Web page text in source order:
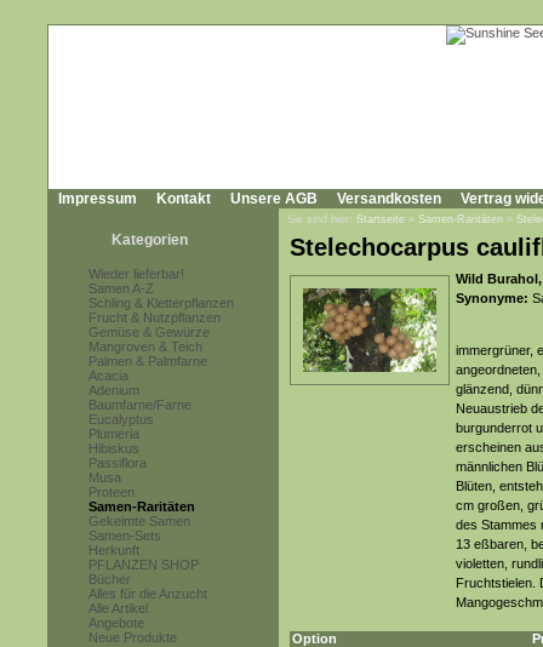
Impressum Kontakt Unsere AGB Versandkosten Vertrag
Kategorien
Wieder lieferbar!
Samen A-Z
Schling & Kletterpflanzen
Frucht & Nutzpflanzen
Gemüse & Gewürze
Mangroven & Teich
Palmen & Palmfarne
Acacia
Adenium
Baumfarne/Farne
Eucalyptus
Plumeria
Hibiskus
Passiflora
Musa
Proteen
Samen-Raritäten
Gekeimte Samen
Samen-Sets
Herkunft
PFLANZEN SHOP
Bücher
Alles für die Anzucht
Alle Artikel
Angebote
Neue Produkte
Sie sind hier: Startseite » Samen-Raritäten »
Stelechocarpus
Wild
Synonyme:
immergrüner,
glänzend,
Neuaustrieb
burgunderrot
erscheinen
männlichen
Blüten,
cm großen,
des Stammes
13 eßbaren,
violetten,
Fruchtstielen.
Option